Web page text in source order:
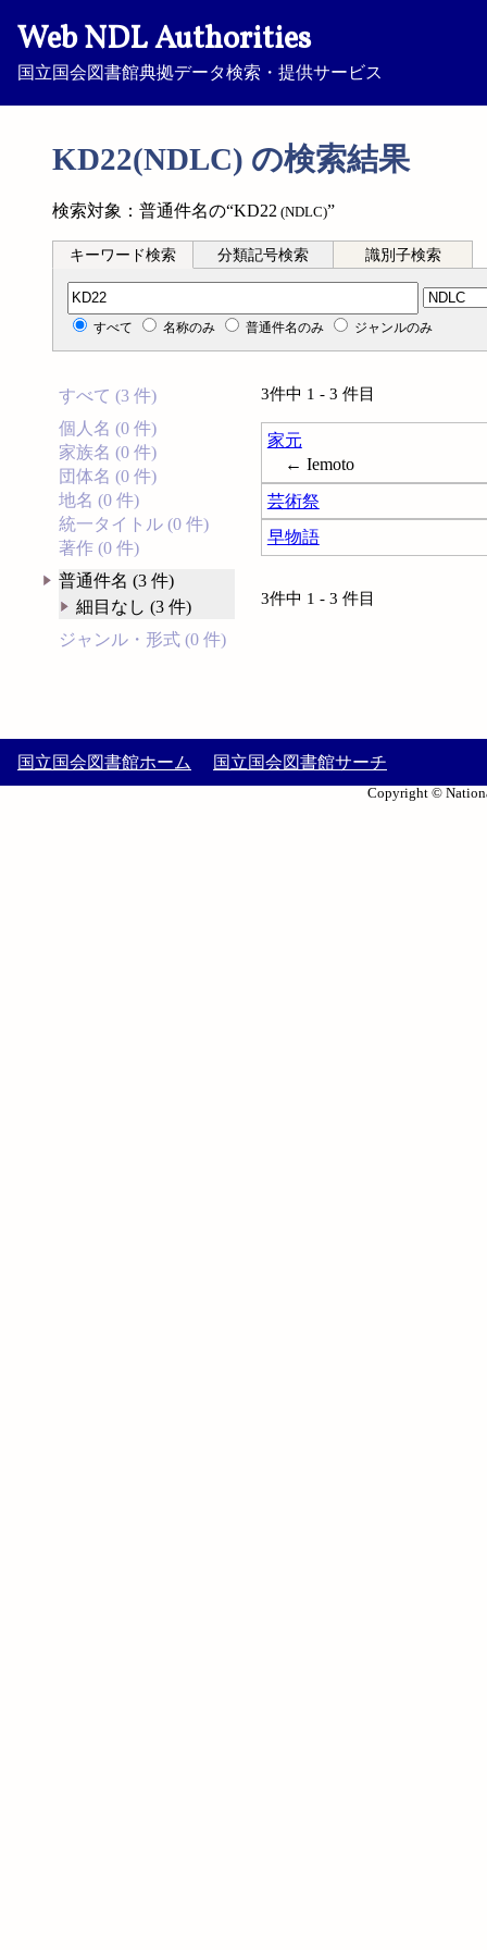
Web NDL Authorities
国立国会図書館典拠データ検索・提供サービス
KD22(NDLC) の検索結果
検索対象：普通件名の“KD22 (NDLC)”
キーワード検索 分類記号検索 識別子検索
分類記号検索
すべて 名称のみ 普通件名のみ ジャンルのみ
すべて (3 件)
個人名 (0 件)
家族名 (0 件)
団体名 (0 件)
地名 (0 件)
統一タイトル (0 件)
著作 (0 件)
普通件名 (3 件)
細目なし (3 件)
ジャンル・形式 (0 件)
3件中 1 - 3 件目
家元
← Iemoto
芸術祭
早物語
3件中 1 - 3 件目
国立国会図書館ホーム 国立国会図書館サーチ
Copyright ©